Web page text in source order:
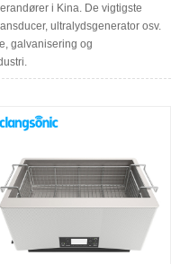
i Kina. De vigtigste
ultralydsgenerator osv.
galvanisering og